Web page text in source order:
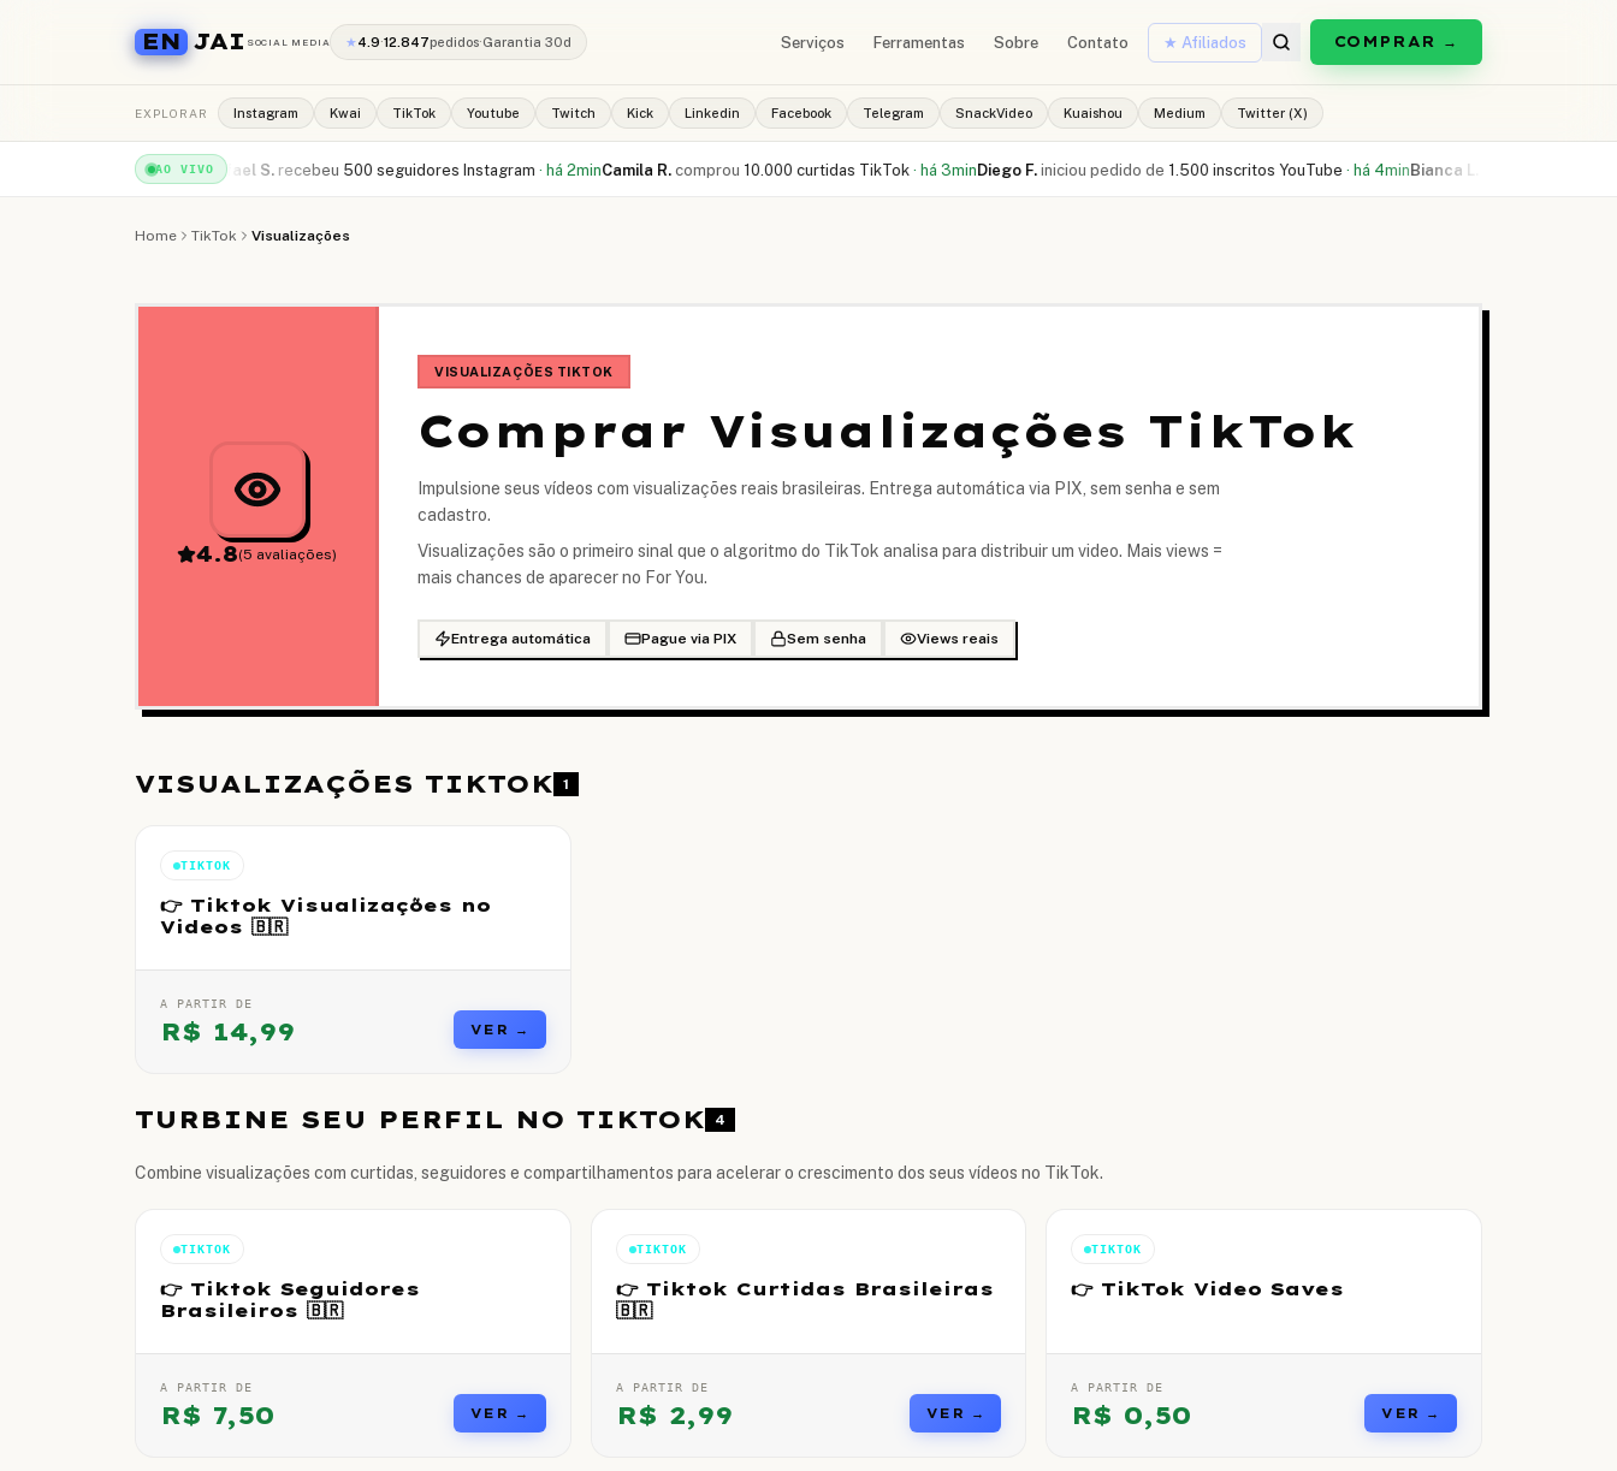
EN JAI SOCIAL MEDIA ★4.9·12.847pedidos·Garantia 30d Serviços Ferramentas Sobre Contato ★ Afiliados COMPRAR →
EXPLORAR Instagram Kwai TikTok Youtube Twitch Kick Linkedin Facebook Telegram SnackVideo Kuaishou Medium Twitter (X)
AO VIVO
Rafael S. recebeu 500 seguidores Instagram ·há 2minCamila R. comprou 10.000 curtidas TikTok ·há 3minDiego F. iniciou pedido de 1.500 inscritos YouTube ·há 4minBianca L. comprou
Home TikTok Visualizações
4.8(5 avaliações)
VISUALIZAÇÕES TIKTOK
Comprar Visualizações TikTok
Impulsione seus vídeos com visualizações reais brasileiras. Entrega automática via PIX, sem senha e sem
cadastro.
Visualizações são o primeiro sinal que o algoritmo do TikTok analisa para distribuir um video. Mais views =
mais chances de aparecer no For You.
Entrega automática Pague via PIX Sem senha Views reais
VISUALIZAÇÕES TIKTOK 1
TIKTOK
👉 Tiktok Visualizações no
Videos 🇧🇷
A PARTIR DE
R$ 14,99 VER →
TURBINE SEU PERFIL NO TIKTOK 4
Combine visualizações com curtidas, seguidores e compartilhamentos para acelerar o crescimento dos seus vídeos no TikTok.
TIKTOK
👉 Tiktok Seguidores
Brasileiros 🇧🇷
A PARTIR DE
R$ 7,50 VER →
TIKTOK
👉 Tiktok Curtidas Brasileiras
🇧🇷
A PARTIR DE
R$ 2,99 VER →
TIKTOK
👉 TikTok Video Saves
A PARTIR DE
R$ 0,50 VER →